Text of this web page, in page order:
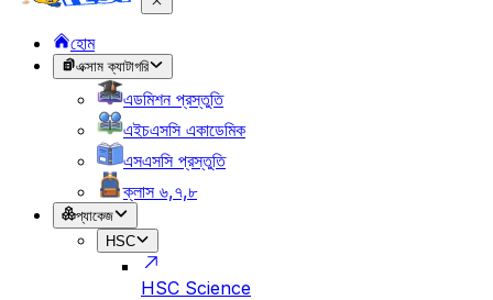
হোম
এক্সাম ক্যাটাগরি
এডমিশন প্রস্তুতি
এইচএসসি একাডেমিক
এসএসসি প্রস্তুতি
ক্লাস ৬,৭,৮
প্যাকেজ
HSC
HSC Science